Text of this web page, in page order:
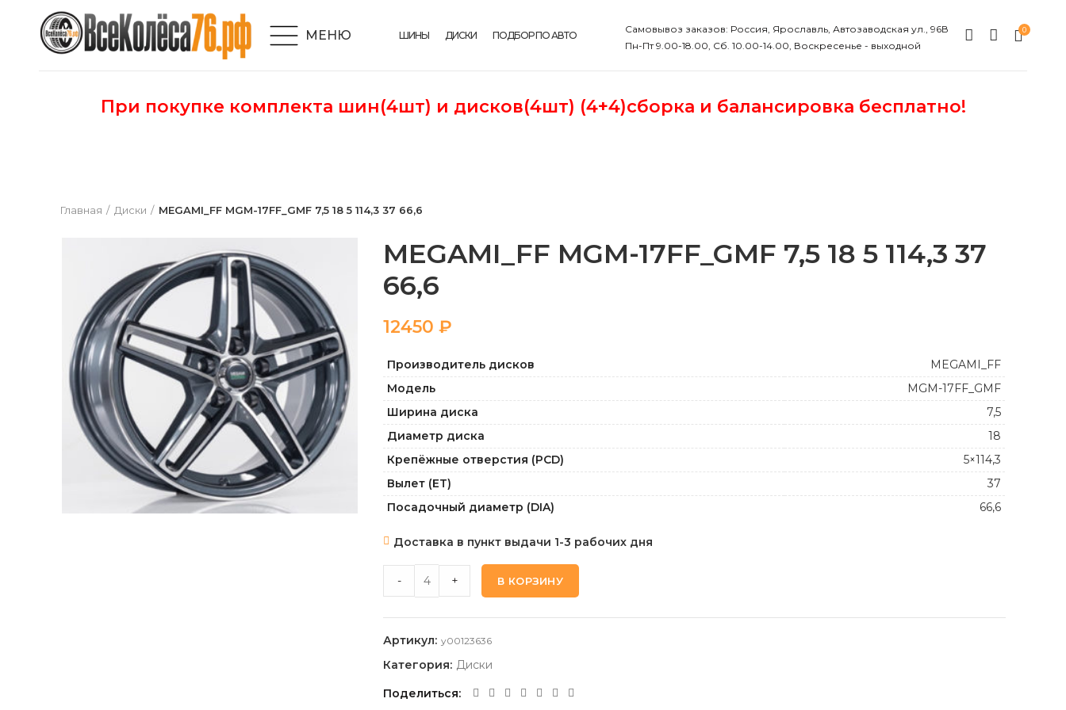
МЕНЮ ШИНЫ ДИСКИ ПОДБОР ПО АВТО
Самовывоз заказов: Россия, Ярославль, Автозаводская ул., 96В
Пн-Пт 9.00-18.00, Сб. 10.00-14.00, Воскресенье - выходной
0
При покупке комплекта шин(4шт) и дисков(4шт) (4+4)сборка и балансировка бесплатно!
Главная Диски MEGAMI_FF MGM-17FF_GMF 7,5 18 5 114,3 37 66,6
MEGAMI_FF MGM-17FF_GMF 7,5 18 5 114,3 37
66,6
₽
Производитель дисков
MEGAMI_FF
Модель
MGM-17FF_GMF
Ширина диска
7,5
Диаметр диска
18
Крепёжные отверстия (PCD)
5×114,3
Вылет (ET)
37
Посадочный диаметр (DIA)
66,6
Доставка в пункт выдачи 1-3 рабочих дня
MEGAMI_FF MGM-17FF_GMF 7,5 18 5 114,3 37 66,6 quantity
- + В КОРЗИНУ
Артикул: y00123636
Категория: Диски
Поделиться